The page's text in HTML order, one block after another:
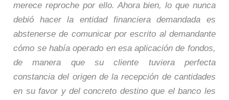
merece reproche por ello. Ahora bien, lo que nunca
debió hacer la entidad financiera demandada es
abstenerse de comunicar por escrito al demandante
cómo se había operado en esa aplicación de fondos,
de manera que su cliente tuviera perfecta
constancia del origen de la recepción de cantidades
en su favor y del concreto destino que el banco les